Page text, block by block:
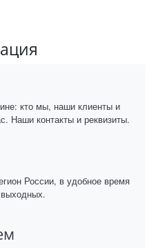
кто мы, наши клиенты и
Наши контакты и реквизиты.
России, в удобное время